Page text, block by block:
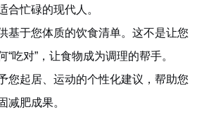
合忙碌的现代人。
基于您体质的饮食清单。这不是让您
“吃对”，让食物成为调理的帮手。
您起居、运动的个性化建议，帮助您
减肥成果。